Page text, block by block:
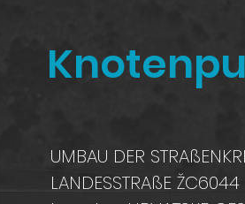
UMBAU DER
LANDESSTRAßE ŽC6044